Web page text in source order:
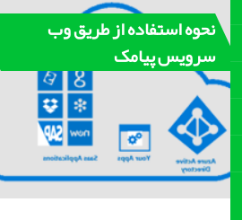
نحوه استفاده از طریق وب
سرویس پیامک